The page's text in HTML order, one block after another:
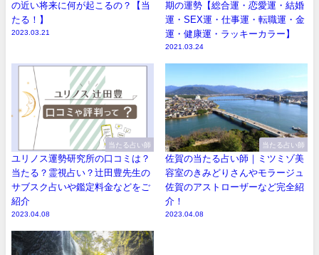
の近い将来に何が起こるの？【当
たる！】
2023.03.21
期の運勢【総合運・恋愛運・結婚
運・SEX運・仕事運・転職運・金
運・健康運・ラッキーカラー】
2021.03.24
当たる占い師
ユリノス運勢研究所の口コミは？
当たる？霊視占い？辻田豊先生の
サブスク占いや鑑定料金などをご
紹介
2023.04.08
当たる占い師
佐賀の当たる占い師｜ミツミゾ美
容室のきみどりさんやモラージュ
佐賀のアストローザーなど完全紹
介！
2023.04.08